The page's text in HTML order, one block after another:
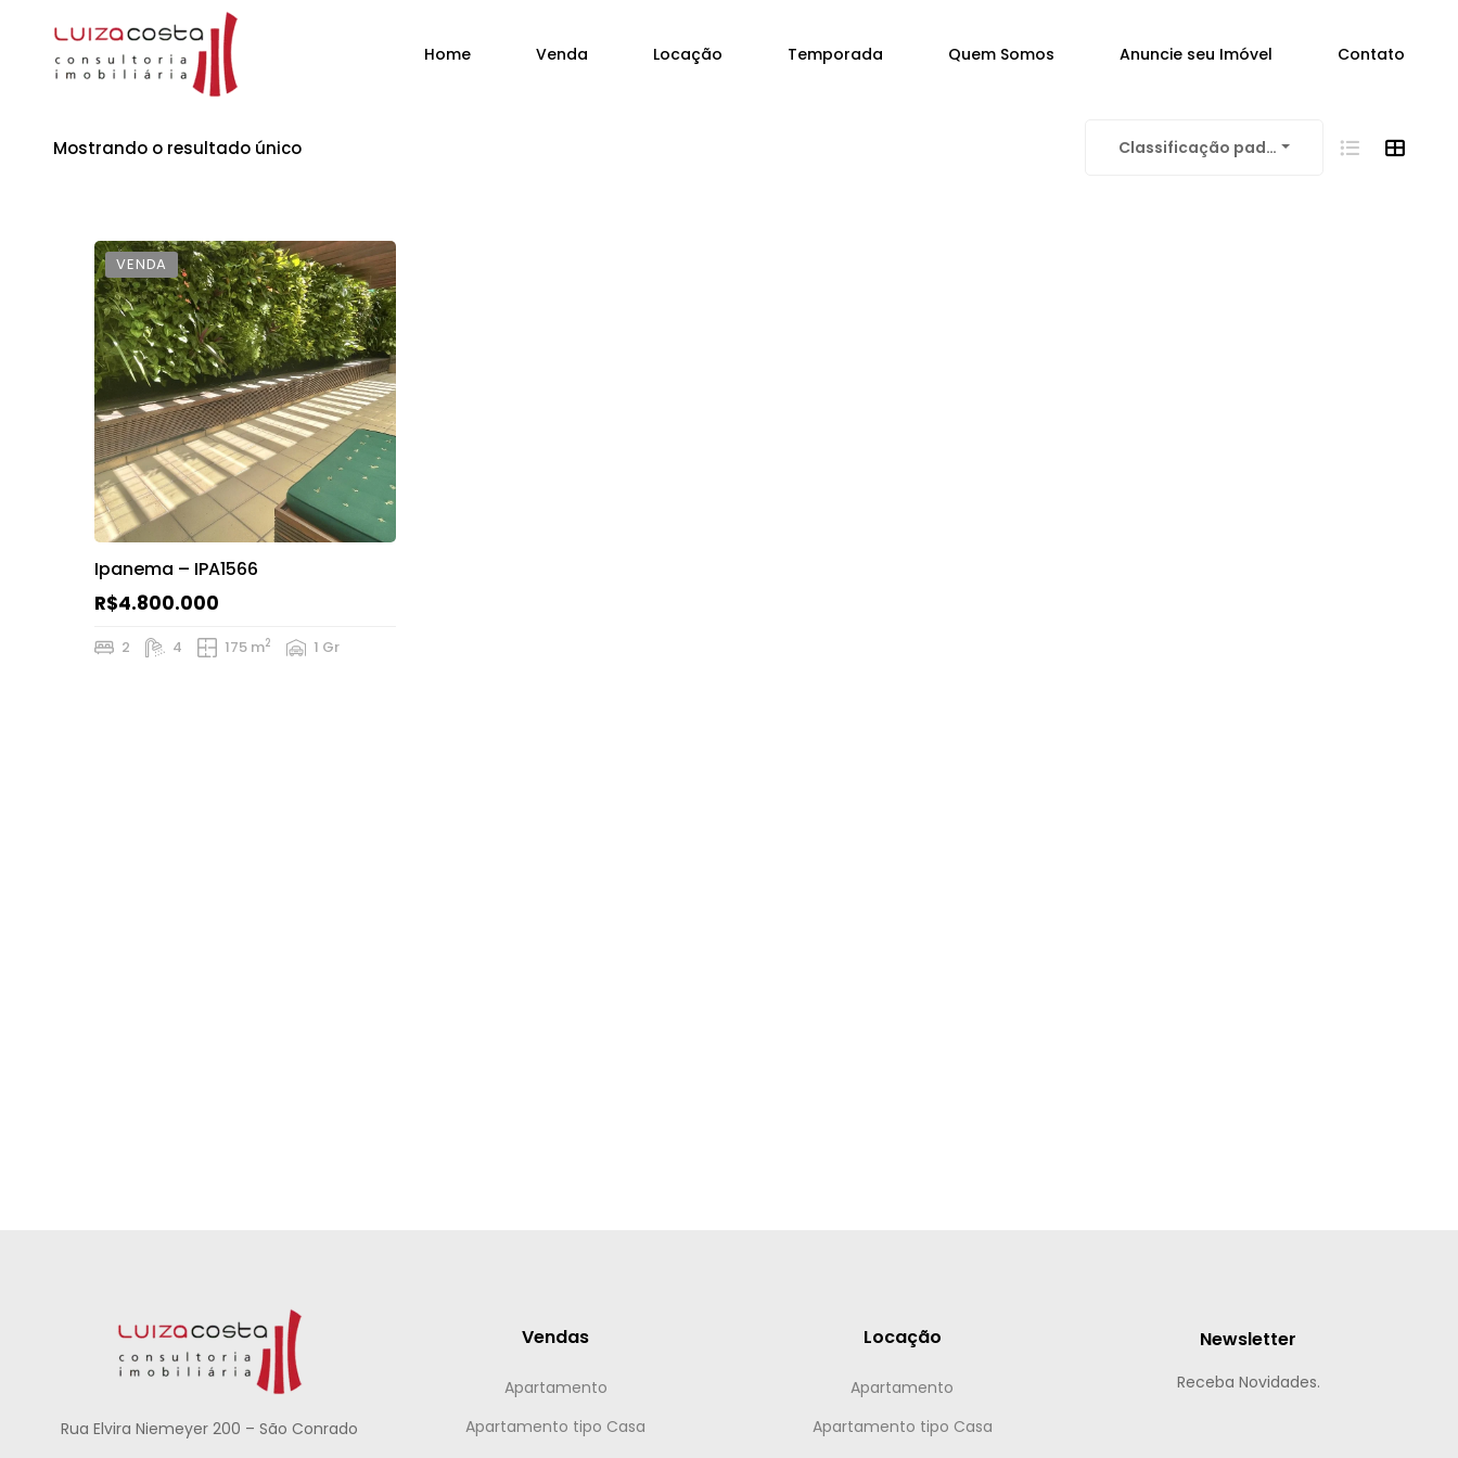
Home Venda Locação Temporada Quem Somos Anuncie seu Imóvel Contato
Mostrando o resultado único Classificação padrão
VENDA
Ipanema – IPA1566
R$4.800.000
2 4 175 m2 1 Gr
Rua Elvira Niemeyer 200 – São Conrado
Vendas
Apartamento
Apartamento tipo Casa
Locação
Apartamento
Apartamento tipo Casa
Newsletter
Receba Novidades.